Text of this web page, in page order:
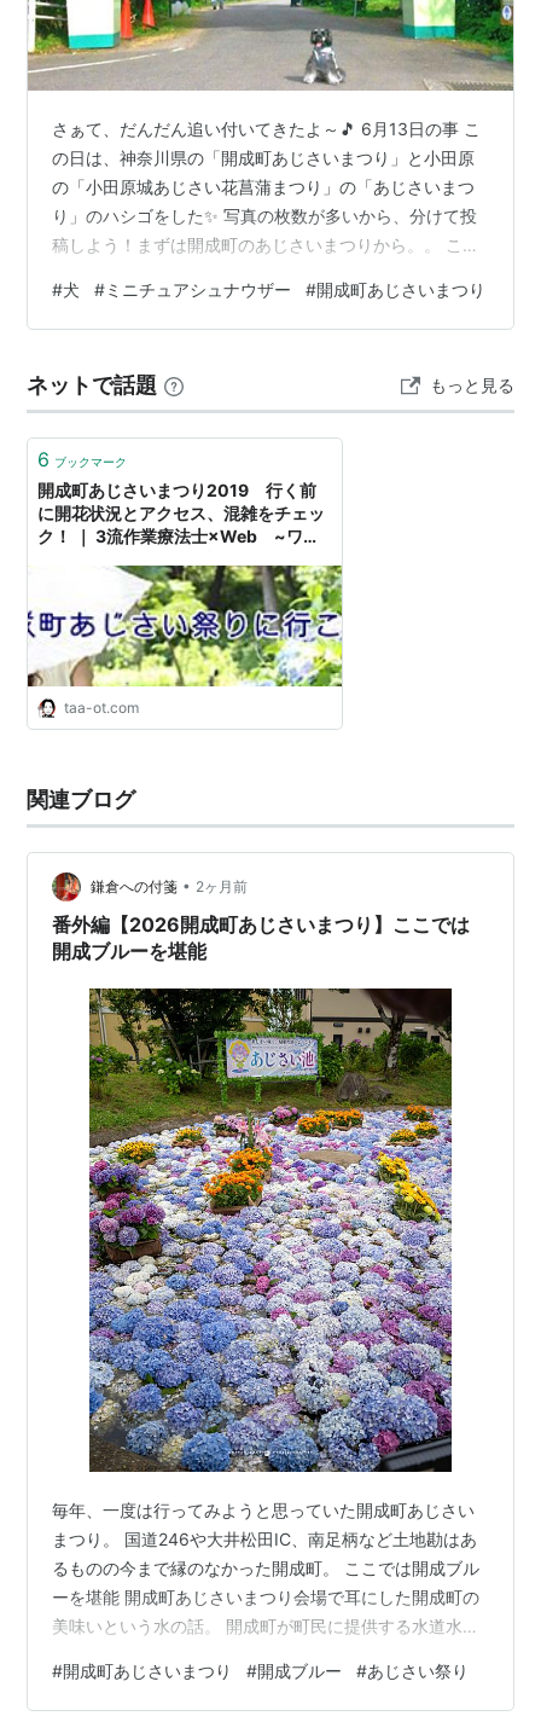
さぁて、だんだん追い付いてきたよ～🎵 6月13日の事 こ
の日は、神奈川県の「開成町あじさいまつり」と小田原
の「小田原城あじさい花菖蒲まつり」の「あじさいまつ
り」のハシゴをした✨ 写真の枚数が多いから、分けて投
稿しよう！まずは開成町のあじさいまつりから。。 ここ
っけ～・・京とも通りかかった程度に来たな（ブログに
載せてません） 臨時駐車場が8時オープンだから、それ
ん朝も早くなる あじさいまつりのパネルと📷 ここのあじ
さいまつりはメイン会場があって、周囲は田んぼになっ
てる田んぼの周りに沢山のあじさいが…
#犬 #ミニチュアシュナウザー #開成町あじさいまつり
ネットで話題 もっと見る
6 ブックマーク
開成町あじさいまつり2019 行く前
に開花状況とアクセス、混雑をチェッ
ク！ ｜ 3流作業療法士×Web ~ワー
taa-ot.com
関連ブログ
鎌倉への付箋 • 2ヶ月前
番外編【2026開成町あじさいまつり】ここでは
開成ブルーを堪能
毎年、一度は行ってみようと思っていた開成町あじさい
まつり。 国道246や大井松田IC、南足柄など土地勘はあ
るものの今まで縁のなかった開成町。 ここでは開成ブル
ーを堪能 開成町あじさいまつり会場で耳にした開成町の
美味いという水の話。 開成町が町民に提供する水道水は
水を汲み上げて配水している。 土壌が浄化の役割を果た
#開成町あじさいまつり #開成ブルー #あじさい祭り